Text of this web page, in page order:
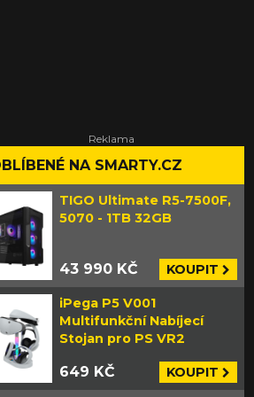
NA SMARTY.CZ
TIGO Ultimate R5-7500F,
5070 - 1TB 32GB
43 990 KČ KOUPIT
iPega P5 V001
Multifunkční Nabíjecí
Stojan pro PS VR2
649 KČ KOUPIT